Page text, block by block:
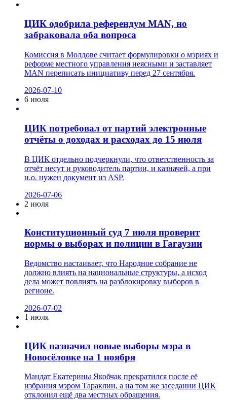
ЦИК одобрила референдум MAN, но
забраковала оба вопроса
Комиссия в Молдове считает формулировки о мэриях и
реформе местного управления неясными и заставляет
MAN переписать инициативу перед 27 сентября.
2026-07-10
6 июля
ЦИК потребовал от партий электронные
отчёты о доходах и расходах до 15 июля
В ЦИК отдельно подчеркнули, что ответственность за
отчёт несут и руководитель партии, и казначей, а при
и.о. нужен документ из ASP.
2026-07-06
2 июля
Конституционный суд 7 июля проверит
нормы о выборах и полиции в Гагаузии
Ведомство настаивает, что Народное собрание не
должно влиять на национальные структуры, а исход
дела может повлиять на разблокировку выборов в
регионе.
2026-07-02
1 июля
ЦИК назначил новые выборы мэра в
Новосёловке на 1 ноября
Мандат Екатерины Якобчак прекратился после её
избрания мэром Тараклии, а на том же заседании ЦИК
отклонил ещё два местных обращения.